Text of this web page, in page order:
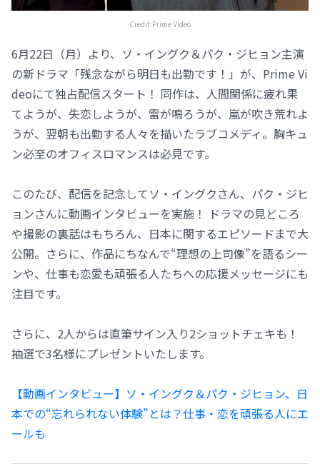
Credit:Prime Video
6月22日（月）より、ソ・イングク＆パク・ジヒョン主演
の新ドラマ「残念ながら明日も出勤です！」が、Prime Vi
deoにて独占配信スタート！ 同作は、人間関係に疲れ果
てようが、失恋しようが、雷が鳴ろうが、嵐が吹き荒れよ
うが、翌朝も出勤する人々を描いたラブコメディ。胸キュ
ン必至のオフィスロマンスは必見です。
このたび、配信を記念してソ・イングクさん、パク・ジヒ
ョンさんに動画インタビューを実施！ ドラマの見どころ
や撮影の裏話はもちろん、日本に関するエピソードまで大
公開。さらに、作品にちなんで“理想の上司像”を語るシー
ンや、仕事も恋愛も頑張る人たちへの応援メッセージにも
注目です。
さらに、2人からは直筆サイン入り2ショットチェキも！
抽選で3名様にプレゼントいたします。
【動画インタビュー】ソ・イングク＆パク・ジヒョン、日
本での“忘れられない体験”とは？仕事・恋を頑張る人にエ
ールも